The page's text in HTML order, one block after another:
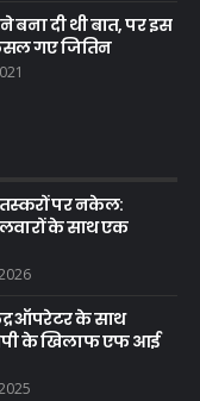
दी थी बात, पर इस
गए जितिन
पर नकेल:
के साथ एक
ऑपरेटर के साथ
के खिलाफ एफ आई